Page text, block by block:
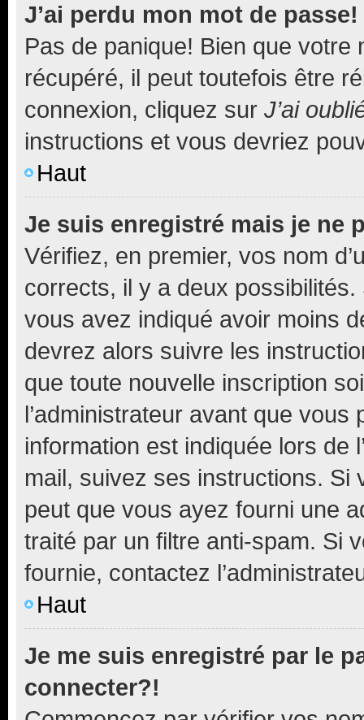
J’ai perdu mon mot de passe!
Pas de panique! Bien que
récupéré, il peut toutefois être
connexion, cliquez sur J’ai
instructions et vous devriez
Haut
Je suis enregistré mais je ne
Vérifiez, en premier, vos nom
corrects, il y a deux
vous avez indiqué avoir moins
devrez alors suivre les
que toute nouvelle inscription
l’administrateur avant que
information est indiquée lors de
mail, suivez ses instructions. Si
peut que vous ayez fourni une
traité par un filtre anti-spam. Si
fournie, contactez
Haut
Je me suis enregistré par le
connecter?!